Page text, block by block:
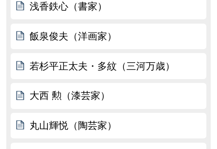
浅香鉄心（書家）
飯泉俊夫（洋画家）
若杉平正太夫・多紋（三河万歳）
大西 勲（漆芸家）
丸山輝悦（陶芸家）